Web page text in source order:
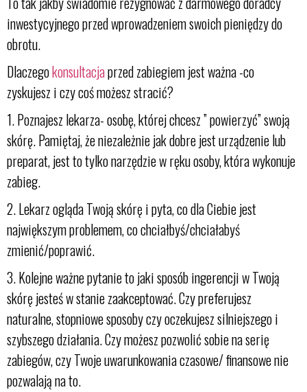
inwestycyjnego przed wprowadzeniem swoich pieniędzy do
obrotu.
Dlaczegokonsultacjaprzed zabiegiem jest ważna -co
zyskujesz i czy coś możesz stracić?
1. Poznajesz lekarza- osobę, której chcesz ” powierzyć” swoją
skórę. Pamiętaj, że niezależnie jak dobre jest urządzenie lub
preparat, jest to tylko narzędzie w ręku osoby, która wykonuje
zabieg.
2. Lekarz ogląda Twoją skórę i pyta, co dla Ciebie jest
największym problemem, co chciałbyś/chciałabyś
zmienić/poprawić.
3. Kolejne ważne pytanie to jaki sposób ingerencji w Twoją
skórę jesteś w stanie zaakceptować. Czy preferujesz
naturalne, stopniowe sposoby czy oczekujesz silniejszego i
szybszego działania. Czy możesz pozwolić sobie na serię
zabiegów, czy Twoje uwarunkowania czasowe/ finansowe nie
pozwalają na to.